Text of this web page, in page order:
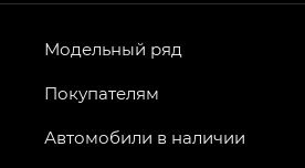
Модельный ряд
Покупателям
Автомобили в наличии